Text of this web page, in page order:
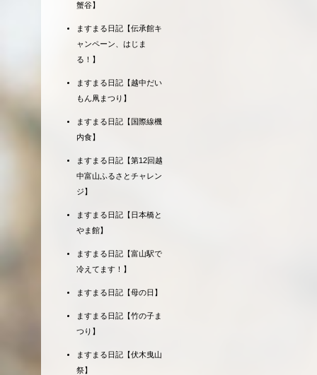
蟹谷】
ますまる日記【伝承館キ
ャンペーン、はじま
る！】
ますまる日記【越中だい
もん凧まつり】
ますまる日記【国際線機
内食】
ますまる日記【第12回越
中富山ふるさとチャレン
ジ】
ますまる日記【日本橋と
やま館】
ますまる日記【富山駅で
冷えてます！】
ますまる日記【母の日】
ますまる日記【竹の子ま
つり】
ますまる日記【伏木曳山
祭】